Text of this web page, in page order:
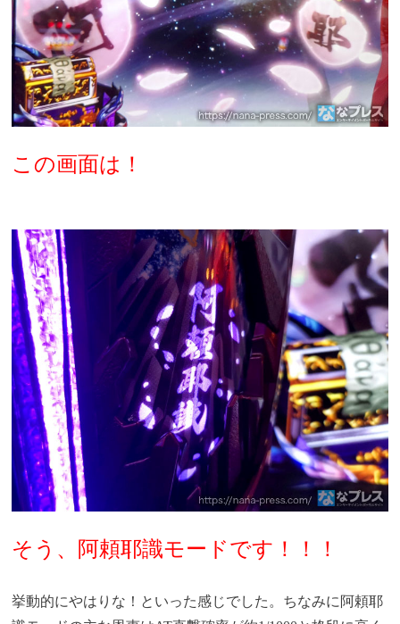
この画面は！
そう、阿頼耶識モードです！！！
挙動的にやはりな！といった感じでした。ちなみに阿頼耶